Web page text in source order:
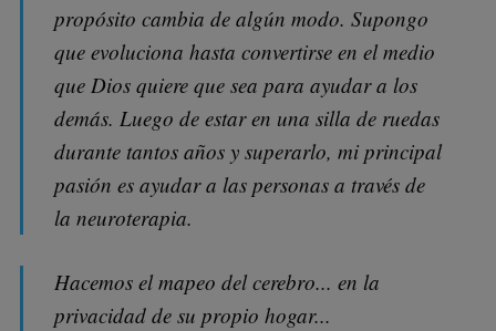
propósito cambia de algún modo. Supongo
que evoluciona hasta convertirse en el medio
que Dios quiere que sea para ayudar a los
demás. Luego de estar en una silla de ruedas
durante tantos años y superarlo, mi principal
pasión es ayudar a las personas a través de
la neuroterapia.
Hacemos el mapeo del cerebro... en la
privacidad de su propio hogar...